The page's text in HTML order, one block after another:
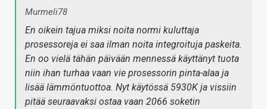
Murmeli78
En oikein tajua miksi noita normi kuluttaja
prosessoreja ei saa ilman noita integroituja paskeita.
En oo vielä tähän päivään mennessä käyttänyt tuota
niin ihan turhaa vaan vie prosessorin pinta-alaa ja
lisää lämmöntuottoa. Nyt käytössä 5930K ja vissiin
pitää seuraavaksi ostaa vaan 2066 soketin